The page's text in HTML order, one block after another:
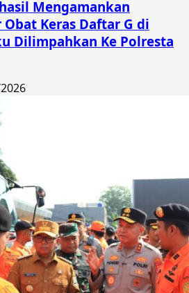
Mengamankan
Keras Daftar G di
Dilimpahkan Ke Polresta